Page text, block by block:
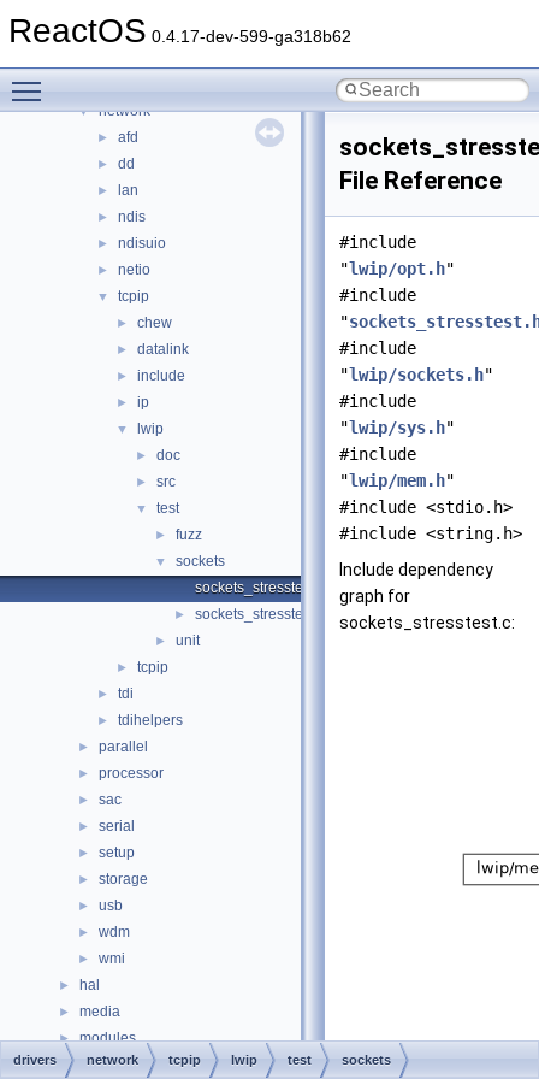
ReactOS 0.4.17-dev-599-ga318b62
► input
▼ network
► afd
► dd
► lan
► ndis
► ndisuio
► netio
▼ tcpip
► chew
► datalink
► include
► ip
▼ lwip
► doc
► src
▼ test
► fuzz
▼
sockets
sockets_stresstest.c
► sockets_stresstest.h
► unit
► tcpip
► tdi
► tdihelpers
► parallel
► processor
► sac
► serial
► setup
► storage
► usb
► wdm
► wmi
► hal
► media
► modules
► ntoskrnl
File Reference
#include
"lwip/opt.h"
#include
"
#include
"lwip/sockets.h"
#include
"lwip/sys.h"
#include
"lwip/mem.h"
#include <stdio.h>
#include <string.h>
Include dependency
graph for
sockets_stresstest.c:
drivers network tcpip lwip test sockets